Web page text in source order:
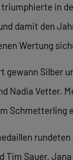
triumphierte in
damit den
Wertung
gewann Silber
Nadia Vetter.
Schmetterling
Tim Sauer,